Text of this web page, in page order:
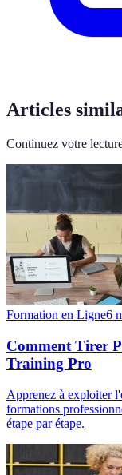
Articles
Continuez votre
Formation en Ligne6
Comment Tirer
Training Pro
Apprenez à exploiter
formations
étape par étape.